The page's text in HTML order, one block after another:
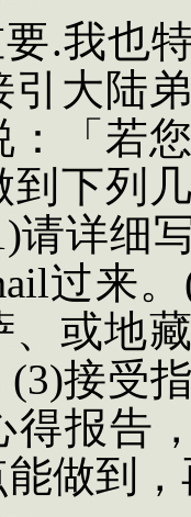
.我也
引大陆
：「若
到下列
请详细
过来
、或地
接受
得报告
做到